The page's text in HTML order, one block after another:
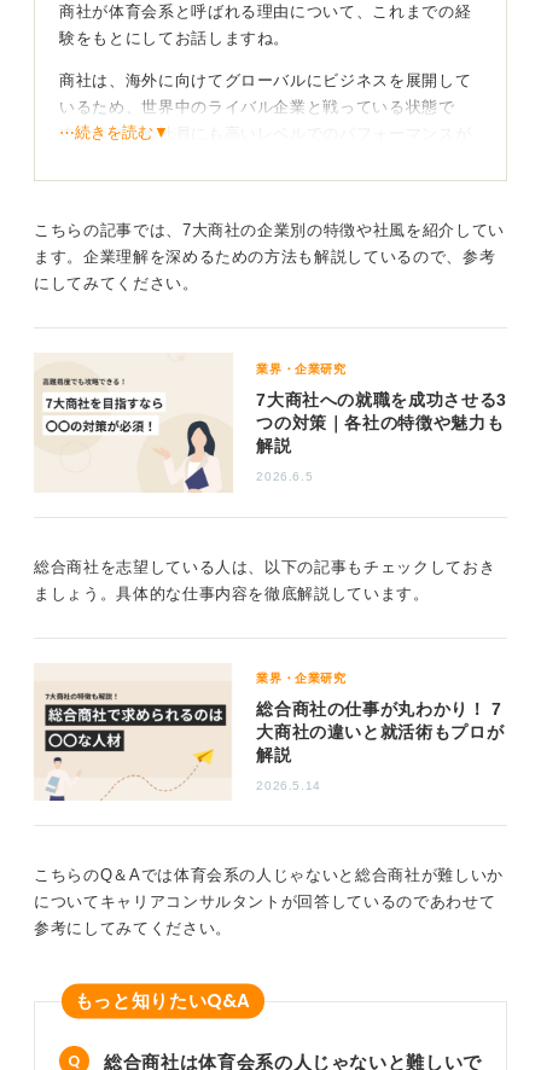
商社が体育会系と呼ばれる理由について、これまでの経
験をもとにしてお話しますね。
商社は、海外に向けてグローバルにビジネスを展開して
いるため、世界中のライバル企業と戦っている状態で
す。そのため社員にも高いレベルでのパフォーマンスが
ていることから激しい価格競争を戦う必要があるので
す。
識が高く、会社のために頑張ろうという気持ちを持って
いる人材を積極的に集めようとします。競争意識が高い
とチームワークやリーダーシップなどを重視していく環
境になっていくのです。
実力主義や成果主義のものが多く、どれだけ利益を上げ
たか、どれだけ取引先を開拓できたかなど、成果がその
す。
育会系の人たちが集まりやすくなっているということに
なります。
部署や企業文化によっては体育会系ではない人もい
る
経理や総務など、ほかの企業とかかわる機会が少ない部
署や、独自の強みを開拓できている商社などでは体育会
系の人ではない人も多くいるため、企業文化や部署によ
0
⋯続きを読む▼
こちらの記事では、7大商社の企業別の特徴や社風を紹介してい
ます。企業理解を深めるための方法も解説しているので、参考
にしてみてください。
業界・企業研究
7大商社への就職を成功させる3
つの対策｜各社の特徴や魅力も
解説
2026.6.5
総合商社を志望している人は、以下の記事もチェックしておき
ましょう。具体的な仕事内容を徹底解説しています。
業界・企業研究
総合商社の仕事が丸わかり！ 7
大商社の違いと就活術もプロが
解説
2026.5.14
こちらのQ＆Aでは体育会系の人じゃないと総合商社が難しいか
についてキャリアコンサルタントが回答しているのであわせて
参考にしてみてください。
もっと知りたいQ&A
総合商社は体育会系の人じゃないと難しいで